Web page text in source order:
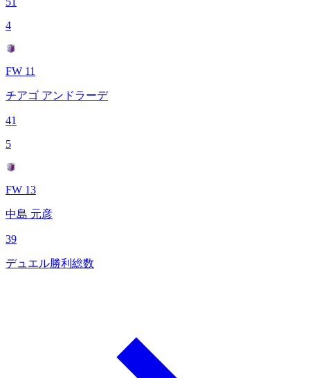
4
FW 11
チアゴ アンドラーデ
41
5
FW 13
中島 元彦
39
デュエル勝利総数